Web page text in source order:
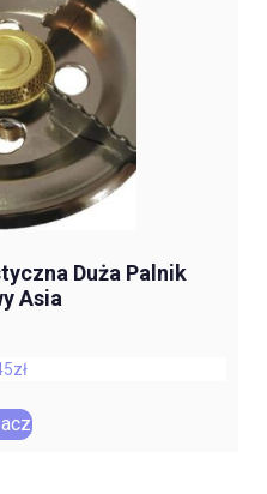
Duża Palnik
Asia
zł